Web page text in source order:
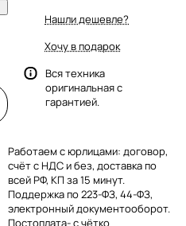
Нашли дешевле?
Хочу в подарок
Вся техника
оригинальная с
гарантией.
Работаем с юрлицами: договор,
счёт с НДС и без, доставка по
всей РФ, КП за 15 минут.
Поддержка по 223-ФЗ, 44-ФЗ,
электронный документооборот.
Постоплата- с чётко